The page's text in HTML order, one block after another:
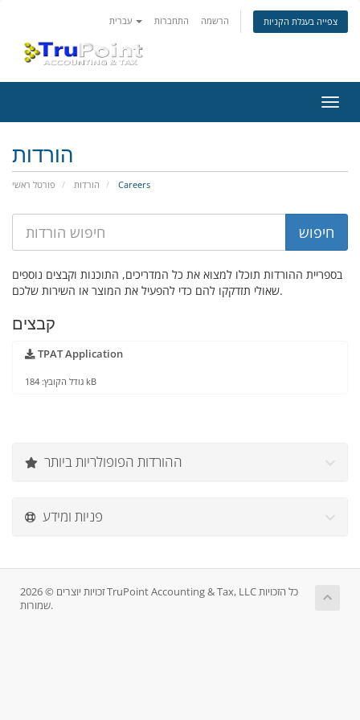
התחברות הרשמה צפייה בעגלת הקניות
ניווט
הורדות
פורטל ראשי הורדות Careers
בספריית ההורדות תוכלו למצוא את כל המדריכים, התוכנות וקבצים נוספים
שאולי תזדקקו להם כדי להפעיל את המוצר או השירות שלכם.
קבצים
TPAT Application
גודל הקובץ: 184 kB
ההורדות הפופולריות ביותר
פניות ומידע
זכויות יוצרים © 2026 TruPoint Accounting & Tax, LLC כל הזכויות
שמורות.